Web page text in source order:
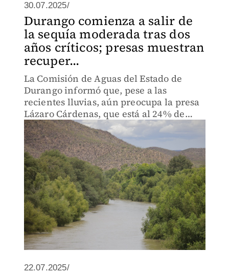
30.07.2025/
Durango comienza a salir de
la sequía moderada tras dos
años críticos; presas muestran
recuper...
La Comisión de Aguas del Estado de
Durango informó que, pese a las
recientes lluvias, aún preocupa la presa
Lázaro Cárdenas, que está al 24% de
capacidad.
22.07.2025/